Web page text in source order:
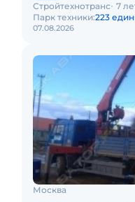
07.08.2026
Стройтехнотранс 7
Парк техники:223
Москва